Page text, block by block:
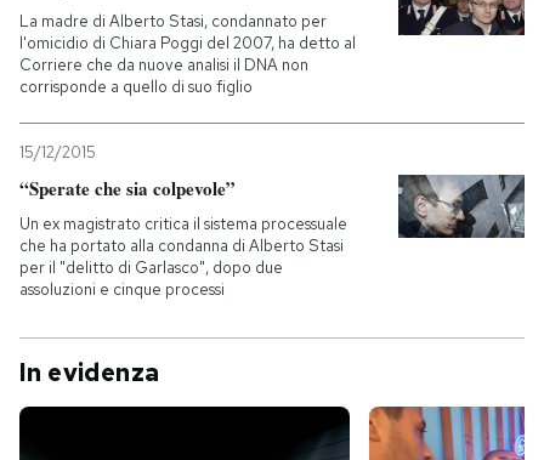
La madre di Alberto Stasi, condannato per
l'omicidio di Chiara Poggi del 2007, ha detto al
Corriere che da nuove analisi il DNA non
corrisponde a quello di suo figlio
15/12/2015
“Sperate che sia colpevole”
Un ex magistrato critica il sistema processuale
che ha portato alla condanna di Alberto Stasi
per il "delitto di Garlasco", dopo due
assoluzioni e cinque processi
In evidenza